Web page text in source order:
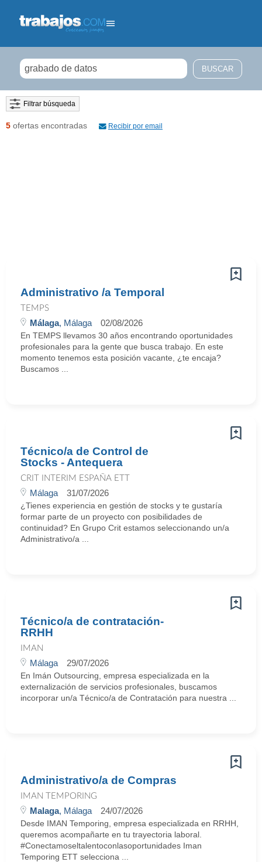
Filtrar búsqueda
5 ofertas encontradas Recibir por email
Administrativo /a Temporal
TEMPS
Málaga, Málaga 02/08/2026
En TEMPS llevamos 30 años encontrando oportunidades
profesionales para la gente que busca trabajo. En este
momento tenemos esta posición vacante, ¿te encaja?
Buscamos ...
Técnico/a de Control de
Stocks - Antequera
CRIT INTERIM ESPAÑA ETT
Málaga 31/07/2026
¿Tienes experiencia en gestión de stocks y te gustaría
formar parte de un proyecto con posibilidades de
continuidad? En Grupo Crit estamos seleccionando un/a
Administrativo/a ...
Técnico/a de contratación-
RRHH
IMAN
Málaga 29/07/2026
En Imán Outsourcing, empresa especializada en la
externalización de servicios profesionales, buscamos
incorporar un/a Técnico/a de Contratación para nuestra ...
Administrativo/a de Compras
IMAN TEMPORING
Malaga, Málaga 24/07/2026
Desde IMAN Temporing, empresa especializada en RRHH,
queremos acompañarte en tu trayectoria laboral.
#Conectamoseltalentoconlasoportunidades Iman
Temporing ETT selecciona ...